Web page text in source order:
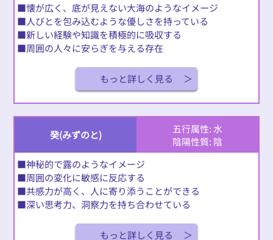
■懐が広く、底が見えない大海のようなイメージ
■人びとを包み込むような優しさを持っている
■新しい経験や知識を積極的に吸収する
■周囲の人々に安らぎを与える存在
もっと詳しく見る
癸(みずのと)
五行属性: 水
陰陽性質: 陰
■神秘的で露のようなイメージ
■周囲の変化に敏感に反応する
■共感力が高く、人に寄り添うことができる
■深い思考力、洞察力を持ち合わせている
もっと詳しく見る